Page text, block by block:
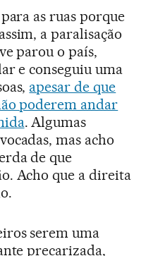
as ruas porque
a paralisação
parou o país,
e conseguiu uma
apesar de que
poderem andar
. Algumas
mas acho
de que
Acho que a direita
serem uma
precarizada,